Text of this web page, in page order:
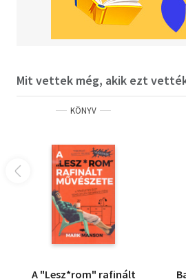
Mit vettek még, akik ezt
KÖNYV
A "Lesz*rom" rafinált